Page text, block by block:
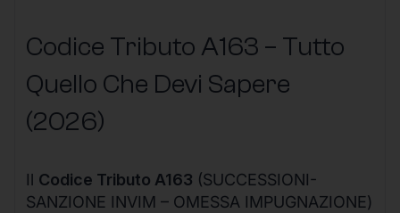
Codice Tributo A163 – Tutto
Quello Che Devi Sapere
(2026)
Il Codice Tributo A163 (SUCCESSIONI-
SANZIONE INVIM – OMESSA IMPUGNAZIONE)